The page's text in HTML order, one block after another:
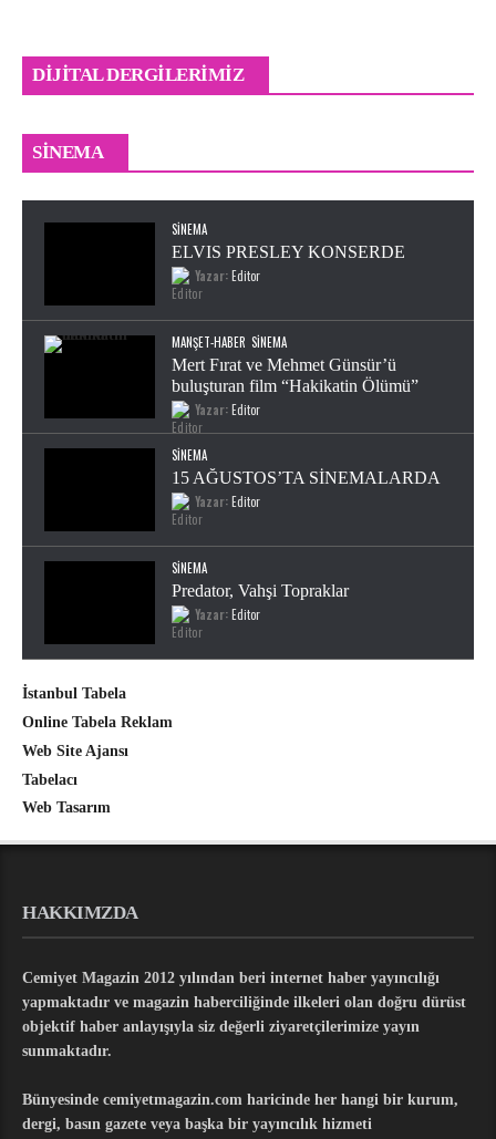
DIJITAL DERGILERIMIZ
SINEMA
Odyssey Sinemalarda
Editor 0
SINEMA
ELVIS PRESLEY KONSERDE
Yazar:Editor
MANŞET-HABER SINEMA
Mert Fırat ve Mehmet Günsür’ü
buluşturan film “Hakikatin Ölümü”
Yazar:Editor
SINEMA
15 AĞUSTOS’TA SİNEMALARDA
Yazar:Editor
SINEMA
Predator, Vahşi Topraklar
Yazar:Editor
İstanbul Tabela
Online Tabela Reklam
Web Site Ajansı
Tabelacı
Web Tasarım
HAKKIMZDA
Cemiyet Magazin 2012 yılından beri internet haber yayıncılığı
yapmaktadır ve magazin haberciliğinde ilkeleri olan doğru dürüst
objektif haber anlayışıyla siz değerli ziyaretçilerimize yayın
sunmaktadır.
Bünyesinde cemiyetmagazin.com haricinde her hangi bir kurum,
dergi, basın gazete veya başka bir yayıncılık hizmeti